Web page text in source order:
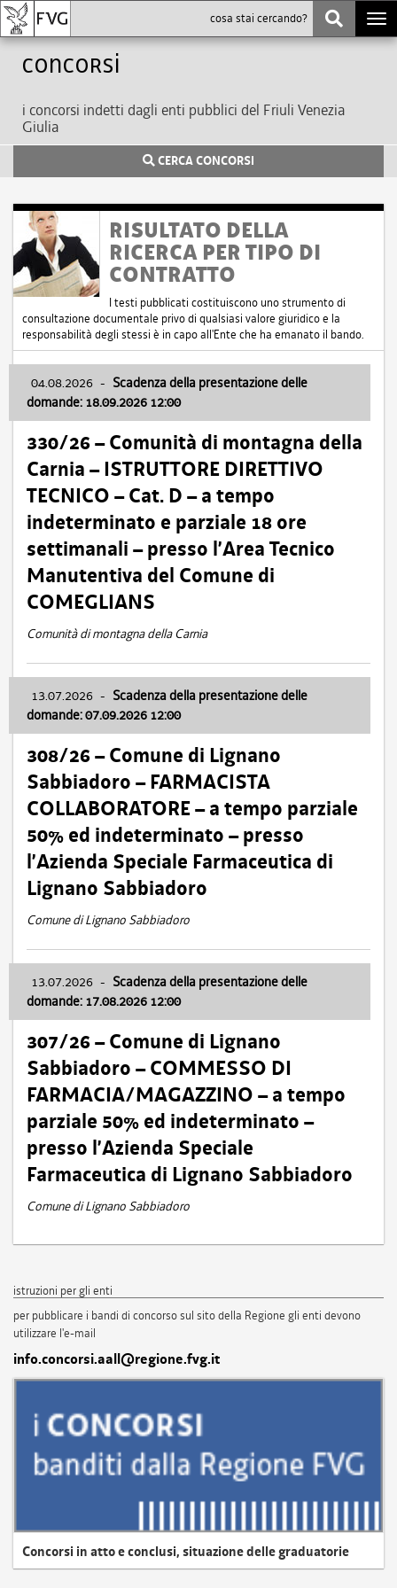
Concorsi
i concorsi indetti dagli enti pubblici del Friuli Venezia
Giulia
CERCA CONCORSI
RISULTATO DELLA
RICERCA PER TIPO DI
CONTRATTO
I testi pubblicati costituiscono uno strumento di
consultazione documentale privo di qualsiasi valore giuridico e la
responsabilità degli stessi è in capo all'Ente che ha emanato il bando.
04.08.2026 - Scadenza della presentazione delle
domande: 18.09.2026 12:00
330/26 – Comunità di montagna della
Carnia – ISTRUTTORE DIRETTIVO
TECNICO – Cat. D – a tempo
indeterminato e parziale 18 ore
settimanali – presso l’Area Tecnico
Manutentiva del Comune di
COMEGLIANS
Comunità di montagna della Carnia
13.07.2026 - Scadenza della presentazione delle
domande: 07.09.2026 12:00
308/26 – Comune di Lignano
Sabbiadoro – FARMACISTA
COLLABORATORE – a tempo parziale
50% ed indeterminato – presso
l’Azienda Speciale Farmaceutica di
Lignano Sabbiadoro
Comune di Lignano Sabbiadoro
13.07.2026 - Scadenza della presentazione delle
domande: 17.08.2026 12:00
307/26 – Comune di Lignano
Sabbiadoro – COMMESSO DI
FARMACIA/MAGAZZINO – a tempo
parziale 50% ed indeterminato –
presso l’Azienda Speciale
Farmaceutica di Lignano Sabbiadoro
Comune di Lignano Sabbiadoro
istruzioni per gli enti
per pubblicare i bandi di concorso sul sito della Regione gli enti devono
utilizzare l'e-mail
info.concorsi.aall@regione.fvg.it
Concorsi in atto e conclusi, situazione delle graduatorie